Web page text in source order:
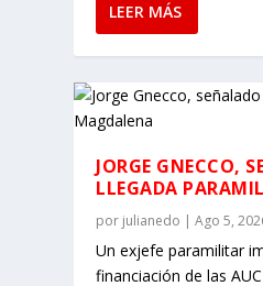
LEER MÁS
JORGE GNECCO,
LLEGADA
por julianedo |Ago 5,
Un exjefe paramilitar
financiación de las